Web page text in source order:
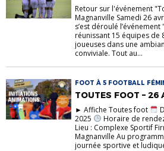
Retour sur l'événement
Magnanville Samedi 26
s’est déroulé
réunissant 15 équipes de
joueuses dans une
conviviale. Tout au...
FOOT À 5 FOOTBALL
STANDS TOUTES FOOT
TOUTES FOOT – 26
► Affiche Toutes foot
2025
Horaire de
Lieu : Complexe Sportif
Magnanville Au
journée sportive et